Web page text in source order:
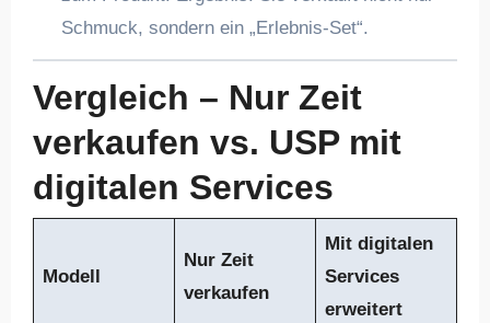
Schmuck, sondern ein „Erlebnis-Set“.
Vergleich – Nur Zeit
verkaufen vs. USP mit
digitalen Services
Modell
Nur Zeit
verkaufen
Mit digitalen
Services
erweitert